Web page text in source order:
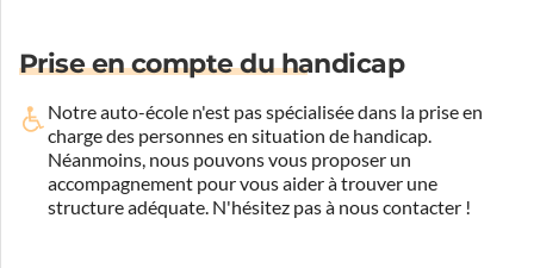
Prise en compte du handicap
Notre auto-école n'est pas spécialisée dans la prise en
charge des personnes en situation de handicap.
Néanmoins, nous pouvons vous proposer un
accompagnement pour vous aider à trouver une
structure adéquate. N'hésitez pas à nous contacter !